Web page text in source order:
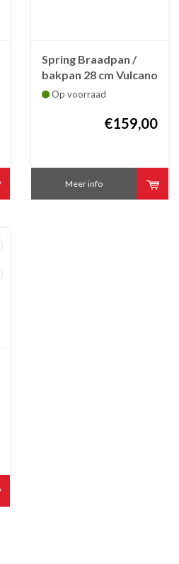
Spring Braadpan /
bakpan 28 cm Vulcano
Cut Resist met steel
Op voorraad
€159,00
Meer info